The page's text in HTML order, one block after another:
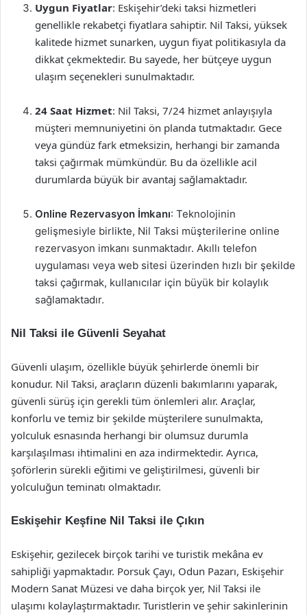
Uygun Fiyatlar: Eskişehir’deki taksi hizmetleri
genellikle rekabetçi fiyatlara sahiptir. Nil Taksi, yüksek
kalitede hizmet sunarken, uygun fiyat politikasıyla da
dikkat çekmektedir. Bu sayede, her bütçeye uygun
ulaşım seçenekleri sunulmaktadır.
24 Saat Hizmet: Nil Taksi, 7/24 hizmet anlayışıyla
müşteri memnuniyetini ön planda tutmaktadır. Gece
veya gündüz fark etmeksizin, herhangi bir zamanda
taksi çağırmak mümkündür. Bu da özellikle acil
durumlarda büyük bir avantaj sağlamaktadır.
Online Rezervasyon İmkanı: Teknolojinin
gelişmesiyle birlikte, Nil Taksi müşterilerine online
rezervasyon imkanı sunmaktadır. Akıllı telefon
uygulaması veya web sitesi üzerinden hızlı bir şekilde
taksi çağırmak, kullanıcılar için büyük bir kolaylık
sağlamaktadır.
Nil Taksi ile Güvenli Seyahat
Güvenli ulaşım, özellikle büyük şehirlerde önemli bir
konudur. Nil Taksi, araçların düzenli bakımlarını yaparak,
güvenli sürüş için gerekli tüm önlemleri alır. Araçlar,
konforlu ve temiz bir şekilde müşterilere sunulmakta,
yolculuk esnasında herhangi bir olumsuz durumla
karşılaşılması ihtimalini en aza indirmektedir. Ayrıca,
şoförlerin sürekli eğitimi ve geliştirilmesi, güvenli bir
yolculuğun teminatı olmaktadır.
Eskişehir Keşfine Nil Taksi ile Çıkın
Eskişehir, gezilecek birçok tarihi ve turistik mekâna ev
sahipliği yapmaktadır. Porsuk Çayı, Odun Pazarı, Eskişehir
Modern Sanat Müzesi ve daha birçok yer, Nil Taksi ile
ulaşımı kolaylaştırmaktadır. Turistlerin ve şehir sakinlerinin